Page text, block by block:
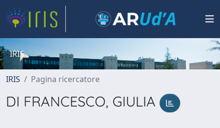
IRIS
IRIS Pagina ricercatore
DI FRANCESCO, GIULIA